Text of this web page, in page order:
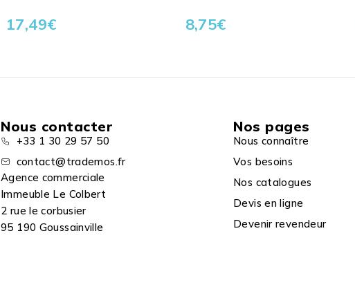
17,49€ 8,75€
Nous contacter
+33 1 30 29 57 50
contact@trademos.fr
Agence commerciale
Immeuble Le Colbert
2 rue le corbusier
95 190 Goussainville
Nos pages
Nous connaître
Vos besoins
Nos catalogues
Devis en ligne
Devenir revendeur